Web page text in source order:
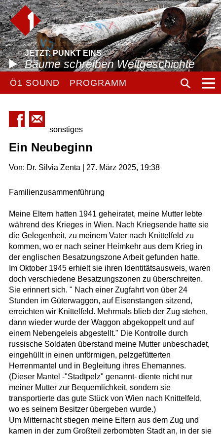
JETZT: PUNKT EINS
Bäume schreiben Weltgeschichte
Ö1 SOUND PROGRAMM
sonstiges
Ein Neubeginn
Von: Dr. Silvia Zenta | 27. März 2025, 19:38
Familienzusammenführung
Meine Eltern hatten 1941 geheiratet, meine Mutter lebte
während des Krieges in Wien. Nach Kriegsende hatte sie
die Gelegenheit, zu meinem Vater nach Knittelfeld zu
kommen, wo er nach seiner Heimkehr aus dem Krieg in
der englischen Besatzungszone Arbeit gefunden hatte.
Im Oktober 1945 erhielt sie ihren Identitätsausweis, waren
doch verschiedene Besatzungszonen zu überschreiten.
Sie erinnert sich. " Nach einer Zugfahrt von über 24
Stunden im Güterwaggon, auf Eisenstangen sitzend,
erreichten wir Knittelfeld. Mehrmals blieb der Zug stehen,
dann wieder wurde der Waggon abgekoppelt und auf
einem Nebengeleis abgestellt." Die Kontrolle durch
russische Soldaten überstand meine Mutter unbeschadet,
eingehüllt in einen unförmigen, pelzgefütterten
Herrenmantel und in Begleitung ihres Ehemannes.
(Dieser Mantel -"Stadtpelz" genannt- diente nicht nur
meiner Mutter zur Bequemlichkeit, sondern sie
transportierte das gute Stück von Wien nach Knittelfeld,
wo es seinem Besitzer übergeben wurde.)
Um Mitternacht stiegen meine Eltern aus dem Zug und
kamen in der zum Großteil zerbombten Stadt an, in der sie